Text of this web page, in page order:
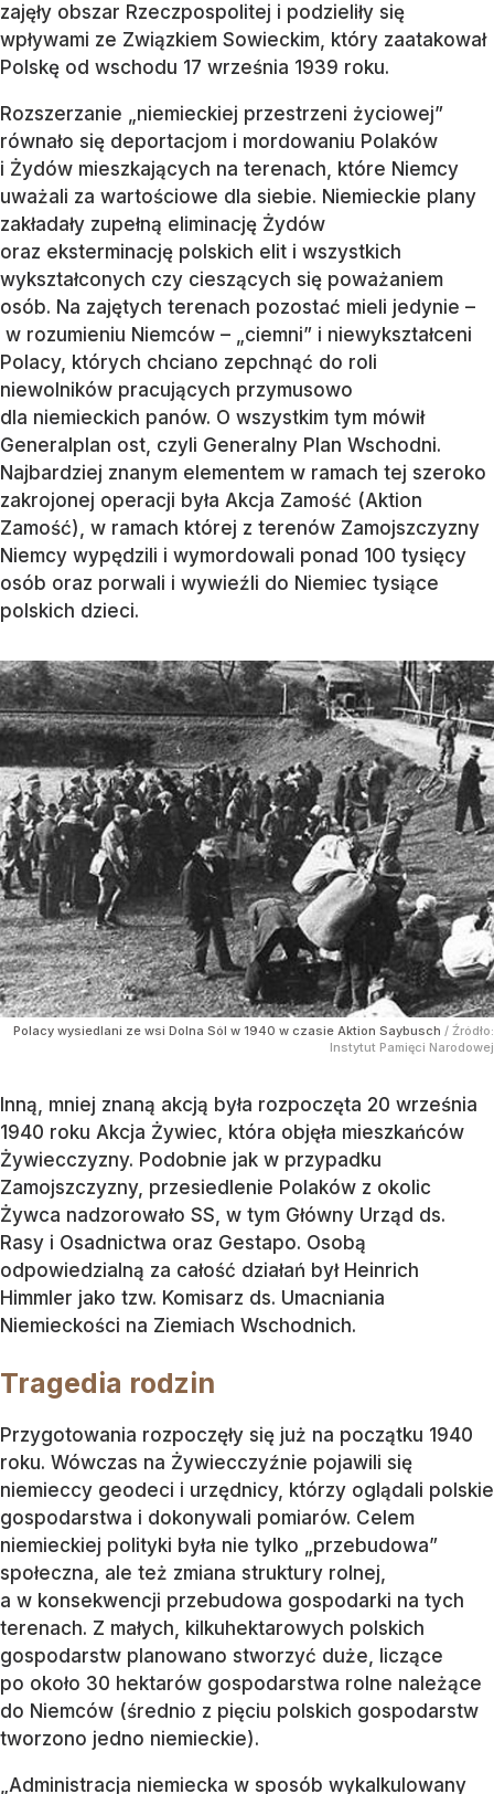
zajęły obszar Rzeczpospolitej i podzieliły się
wpływami ze Związkiem Sowieckim, który zaatakował
Polskę od wschodu 17 września 1939 roku.
Rozszerzanie „niemieckiej przestrzeni życiowej”
równało się deportacjom i mordowaniu Polaków
i Żydów mieszkających na terenach, które Niemcy
uważali za wartościowe dla siebie. Niemieckie plany
zakładały zupełną eliminację Żydów
oraz eksterminację polskich elit i wszystkich
wykształconych czy cieszących się poważaniem
osób. Na zajętych terenach pozostać mieli jedynie –
w rozumieniu Niemców – „ciemni” i niewykształceni
Polacy, których chciano zepchnąć do roli
niewolników pracujących przymusowo
dla niemieckich panów. O wszystkim tym mówił
Generalplan ost, czyli Generalny Plan Wschodni.
Najbardziej znanym elementem w ramach tej szeroko
zakrojonej operacji była Akcja Zamość (Aktion
Zamość), w ramach której z terenów Zamojszczyzny
Niemcy wypędzili i wymordowali ponad 100 tysięcy
osób oraz porwali i wywieźli do Niemiec tysiące
polskich dzieci.
Polacy wysiedlani ze wsi Dolna Sól w 1940 w czasie Aktion Saybusch / Źródło:
Instytut Pamięci Narodowej
Inną, mniej znaną akcją była rozpoczęta 20 września
1940 roku Akcja Żywiec, która objęła mieszkańców
Żywiecczyzny. Podobnie jak w przypadku
Zamojszczyzny, przesiedlenie Polaków z okolic
Żywca nadzorowało SS, w tym Główny Urząd ds.
Rasy i Osadnictwa oraz Gestapo. Osobą
odpowiedzialną za całość działań był Heinrich
Himmler jako tzw. Komisarz ds. Umacniania
Niemieckości na Ziemiach Wschodnich.
Tragedia rodzin
Przygotowania rozpoczęły się już na początku 1940
roku. Wówczas na Żywiecczyźnie pojawili się
niemieccy geodeci i urzędnicy, którzy oglądali polskie
gospodarstwa i dokonywali pomiarów. Celem
niemieckiej polityki była nie tylko „przebudowa”
społeczna, ale też zmiana struktury rolnej,
a w konsekwencji przebudowa gospodarki na tych
terenach. Z małych, kilkuhektarowych polskich
gospodarstw planowano stworzyć duże, liczące
po około 30 hektarów gospodarstwa rolne należące
do Niemców (średnio z pięciu polskich gospodarstw
tworzono jedno niemieckie).
„Administracja niemiecka w sposób wykalkulowany